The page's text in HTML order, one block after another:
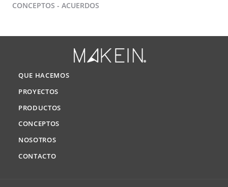
CONCEPTOS - ACUERDOS
QUE HACEMOS
PROYECTOS
PRODUCTOS
CONCEPTOS
NOSOTROS
CONTACTO